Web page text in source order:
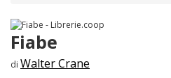
Fiabe
di Walter Crane